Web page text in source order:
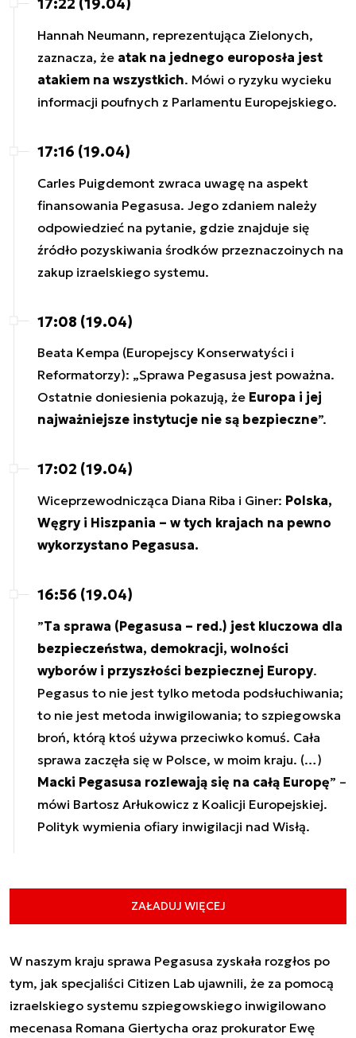
Hannah Neumann, reprezentująca Zielonych,
zaznacza, że atak na jednego europosła jest
atakiem na wszystkich. Mówi o ryzyku wycieku
informacji poufnych z Parlamentu Europejskiego.
17:16 (19.04)
Carles Puigdemont zwraca uwagę na aspekt
finansowania Pegasusa. Jego zdaniem należy
odpowiedzieć na pytanie, gdzie znajduje się
źródło pozyskiwania środków przeznaczoinych na
zakup izraelskiego systemu.
17:08 (19.04)
Beata Kempa (Europejscy Konserwatyści i
Reformatorzy): „Sprawa Pegasusa jest poważna.
Ostatnie doniesienia pokazują, że Europa i jej
najważniejsze instytucje nie są bezpieczne”.
17:02 (19.04)
Wiceprzewodnicząca Diana Riba i Giner: Polska,
Węgry i Hiszpania – w tych krajach na pewno
wykorzystano Pegasusa.
16:56 (19.04)
”Ta sprawa (Pegasusa – red.) jest kluczowa dla
bezpieczeństwa, demokracji, wolności
wyborów i przyszłości bezpiecznej Europy.
Pegasus to nie jest tylko metoda podsłuchiwania;
to nie jest metoda inwigilowania; to szpiegowska
broń, którą ktoś używa przeciwko komuś. Cała
sprawa zaczęła się w Polsce, w moim kraju. (…)
Macki Pegasusa rozlewają się na całą Europę” –
mówi Bartosz Arłukowicz z Koalicji Europejskiej.
Polityk wymienia ofiary inwigilacji nad Wisłą.
ZAŁADUJ WIĘCEJ
W naszym kraju sprawa Pegasusa zyskała rozgłos po
tym, jak specjaliści Citizen Lab ujawnili, że za pomocą
izraelskiego systemu szpiegowskiego inwigilowano
mecenasa Romana Giertycha oraz prokurator Ewę